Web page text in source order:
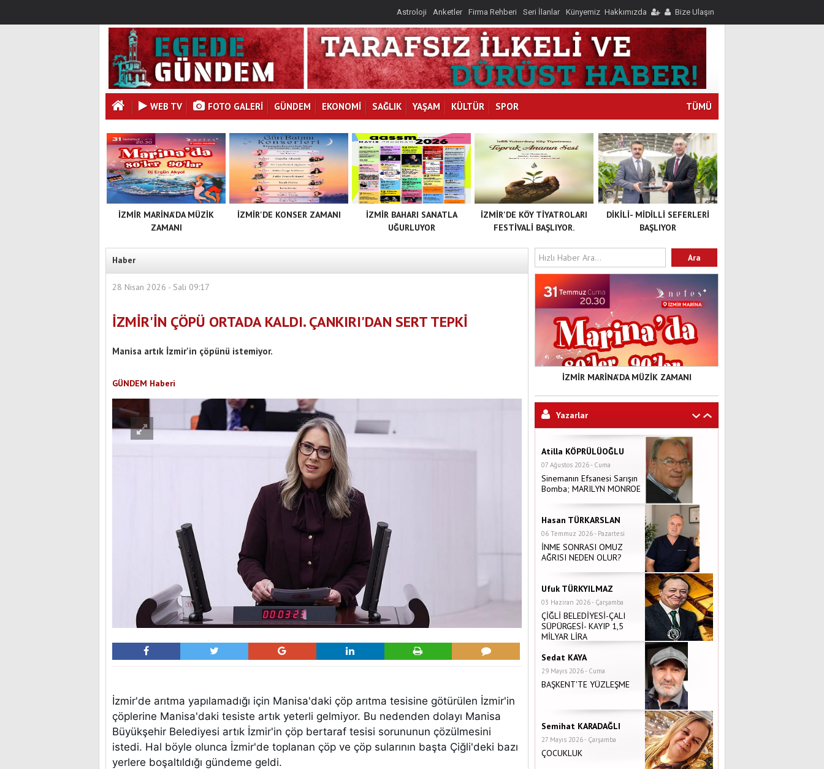
Astroloji Anketler Firma Rehberi Seri İlanlar Künyemiz Hakkımızda Bize Ulaşın
WEB TV FOTO GALERI GÜNDEM EKONOMİ SAĞLIK YAŞAM KÜLTÜR SPOR TÜMÜ
İZMİR MARİNA'DA MÜZİK
ZAMANI
İZMİR'DE KONSER ZAMANI
İZMİR BAHARI SANATLA
UĞURLUYOR
DİKİLİ- MİDİLLİ SEFERLERİ
BAŞLIYOR
İZMİR'DE KÖY TİYATROLARI
FESTİVALİ BAŞLIYOR.
Haber
28 Nisan 2026 - Salı 09:17
İZMİR'İN ÇÖPÜ ORTADA KALDI. ÇANKIRI'DAN SERT TEPKİ
Manisa artık İzmir'in çöpünü istemiyor.
GÜNDEM Haberi
İzmir'de arıtma yapılamadığı için Manisa'daki çöp arıtma tesisine götürülen İzmir'in
çöplerine Manisa'daki tesiste artık yeterli gelmiyor. Bu nedenden dolayı Manisa
Büyükşehir Belediyesi artık İzmir'in çöp bertaraf tesisi sorununun çözülmesini
istedi. Hal böyle olunca İzmir'de toplanan çöp ve çöp sularının başta Çiğli'deki bazı
yerlere boşaltıldığı gündeme geldi.
İZMİR MARİNA'DA MÜZİK ZAMANI
Yazarlar
Atilla KÖPRÜLÜOĞLU
07 Ağustos 2026 - Cuma
Sinemanın Efsanesi Sarışın
Bomba; MARILYN MONROE
Hasan TÜRKARSLAN
06 Temmuz 2026 - Pazartesi
İNME SONRASI OMUZ
AĞRISI NEDEN OLUR?
Ufuk TÜRKYILMAZ
03 Haziran 2026 - Çarşamba
ÇİĞLİ BELEDİYESİ-ÇALI
SÜPÜRGESİ- KAYIP 1,5
MİLYAR LİRA
Sedat KAYA
29 Mayıs 2026 - Cuma
BAŞKENT'TE YÜZLEŞME
Semihat KARADAĞLI
27 Mayıs 2026 - Çarşamba
ÇOCUKLUK